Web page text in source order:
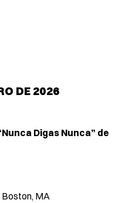
DE 2026
Digas Nunca” de
MA